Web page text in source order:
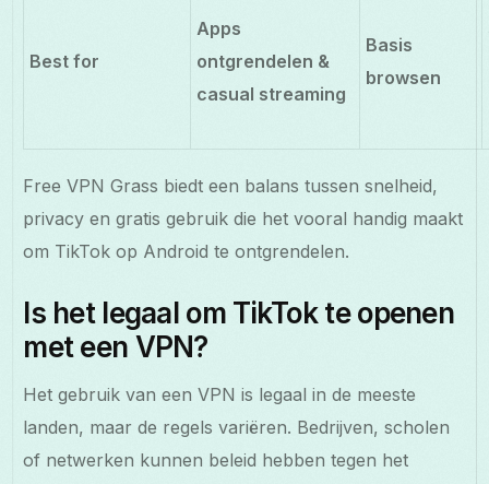
Best for
Apps
ontgrendelen &
casual streaming
Basis
browsen
Free VPN Grass biedt een balans tussen snelheid,
privacy en gratis gebruik die het vooral handig maakt
om TikTok op Android te ontgrendelen.
Is het legaal om TikTok te openen
met een VPN?
Het gebruik van een VPN is legaal in de meeste
landen, maar de regels variëren. Bedrijven, scholen
of netwerken kunnen beleid hebben tegen het